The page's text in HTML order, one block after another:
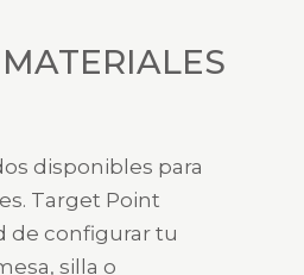
disponibles para
Target Point
de configurar tu
silla o